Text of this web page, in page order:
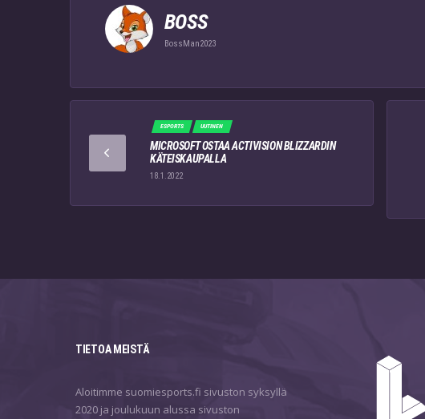
BOSS
BossMan2023
ESPORTS UUTINEN
MICROSOFT OSTAA ACTIVISION BLIZZARDIN
KÄTEISKAUPALLA
18.1.2022
TIETOA MEISTÄ
Aloitimme suomiesports.fi sivuston syksyllä
2020 ja joulukuun alussa sivuston